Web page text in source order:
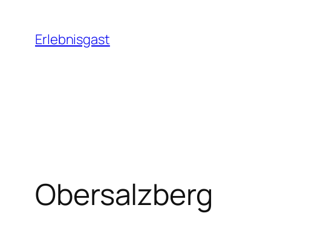
Inhalt
springen
Erlebnisgast
Obersalzberg